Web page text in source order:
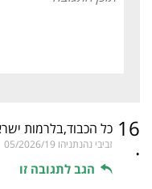
16
.
כל הכבוד,בלרמות
זביבי נהנתניהו 05/2026/19
הגב לתגובה זו